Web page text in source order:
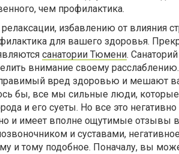
чем профилактика.
избавлению от влияния
для вашего здоровья.
санатории Тюмени.
внимание своему
вред здоровью и мешают
бы, все мы сильные люди,
и его суеты. Но все это негативно
и имеет вполне ощутимые отзывы в
и суставами, негативное
и тому подобное. Поначалу, вы